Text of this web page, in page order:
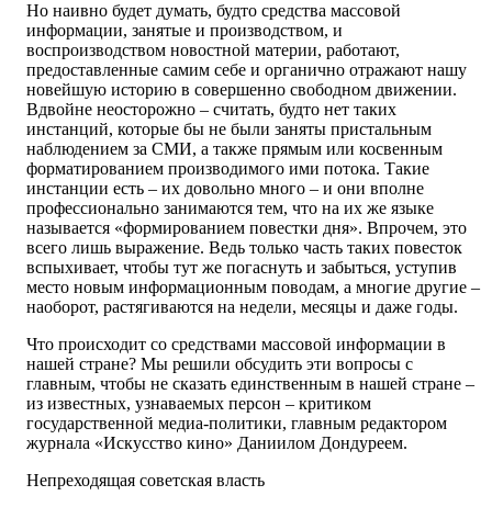
Но наивно будет думать, будто средства массовой
информации, занятые и производством, и
воспроизводством новостной материи, работают,
предоставленные самим себе и органично отражают нашу
новейшую историю в совершенно свободном движении.
Вдвойне неосторожно – считать, будто нет таких
инстанций, которые бы не были заняты пристальным
наблюдением за СМИ, а также прямым или косвенным
форматированием производимого ими потока. Такие
инстанции есть – их довольно много – и они вполне
профессионально занимаются тем, что на их же языке
называется «формированием повестки дня». Впрочем, это
всего лишь выражение. Ведь только часть таких повесток
вспыхивает, чтобы тут же погаснуть и забыться, уступив
место новым информационным поводам, а многие другие –
наоборот, растягиваются на недели, месяцы и даже годы.
Что происходит со средствами массовой информации в
нашей стране? Мы решили обсудить эти вопросы с
главным, чтобы не сказать единственным в нашей стране –
из известных, узнаваемых персон – критиком
государственной медиа-политики, главным редактором
журнала «Искусство кино» Даниилом Дондуреем.
Непреходящая советская власть